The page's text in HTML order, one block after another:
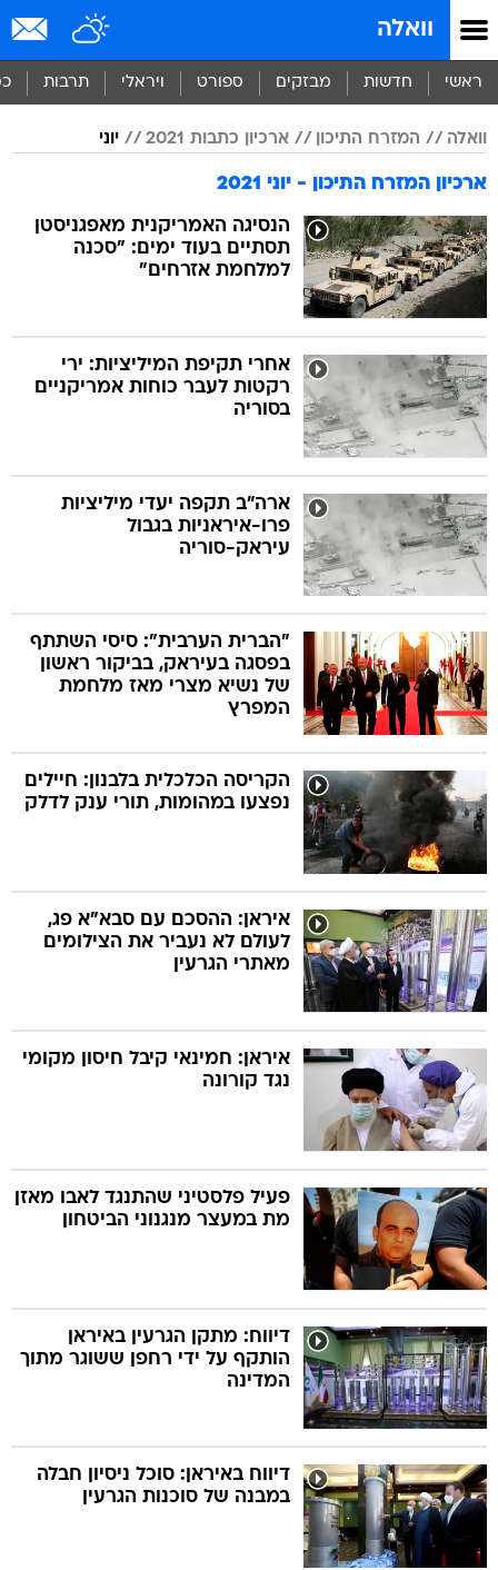
וואלה
ראשי חדשות מבזקים ספורט ויראלי תרבות
וואלה המזרח התיכון ארכיון כתבות 2021 יוני
ארכיון המזרח התיכון - יוני 2021
הנסיגה האמריקנית מאפגניסטן
תסתיים בעוד ימים: "סכנה
למלחמת אזרחים"
אחרי תקיפת המיליציות: ירי
רקטות לעבר כוחות אמריקניים
בסוריה
ארה"ב תקפה יעדי מיליציות
פרו-איראניות בגבול
עיראק-סוריה
"הברית הערבית": סיסי השתתף
בפסגה בעיראק, בביקור ראשון
של נשיא מצרי מאז מלחמת
המפרץ
הקריסה הכלכלית בלבנון: חיילים
נפצעו במהומות, תורי ענק לדלק
איראן: ההסכם עם סבא"א פג,
לעולם לא נעביר את הצילומים
מאתרי הגרעין
איראן: חמינאי קיבל חיסון מקומי
נגד קורונה
פעיל פלסטיני שהתנגד לאבו מאזן
מת במעצר מנגנוני הביטחון
דיווח: מתקן הגרעין באיראן
הותקף על ידי רחפן ששוגר מתוך
המדינה
דיווח באיראן: סוכל ניסיון חבלה
במבנה של סוכנות הגרעין